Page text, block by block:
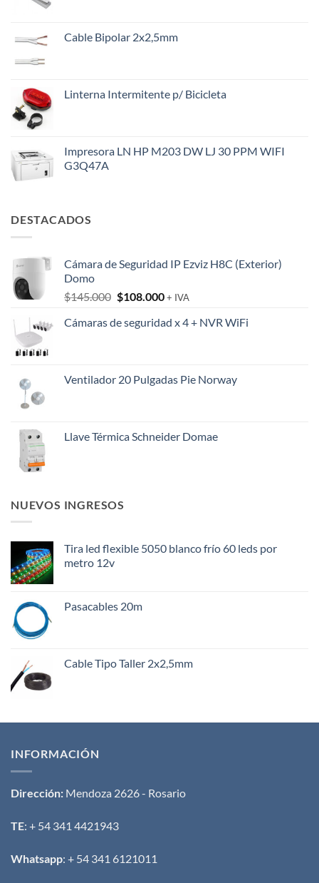
Cable Bipolar 2x2,5mm
Linterna Intermitente p/ Bicicleta
Impresora LN HP M203 DW LJ 30 PPM WIFI
G3Q47A
DESTACADOS
Cámara de Seguridad IP Ezviz H8C (Exterior)
Domo
$145.000 El
original
$108.000El
actual
+ IVA
Cámaras de seguridad x 4 + NVR WiFi
Ventilador 20 Pulgadas Pie Norway
Llave Térmica Schneider Domae
NUEVOS INGRESOS
Tira led flexible 5050 blanco frío 60 leds por
metro 12v
Pasacables 20m
Cable Tipo Taller 2x2,5mm
INFORMACIÓN
Dirección: Mendoza 2626 - Rosario
TE: + 54 341 4421943
Whatsapp: + 54 341 6121011